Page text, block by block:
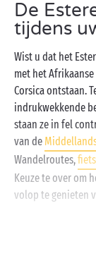
De
tijdens
Wist u dat het
met het
Corsica ontstaan.
indrukwekkende
staan ze in fel
van de
Wandelroutes,
Keuze te over om
volop te genieten
Als uw honger